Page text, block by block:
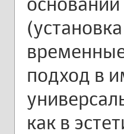
подход в
как в